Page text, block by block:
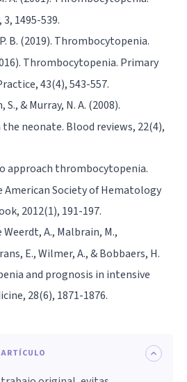
1495-539.
B. (2019). Thrombocytopenia.
Thrombocytopenia. Primary
43(4), 543-557.
& Murray, N. A. (2008).
neonate. Blood reviews, 22(4),
approach thrombocytopenia.
American Society of Hematology
2012(1), 191-197.
Weerdt, A., Malbrain, M.,
E., Wilmer, A., & Bobbaers, H.
and prognosis in intensive
28(6), 1871-1876.